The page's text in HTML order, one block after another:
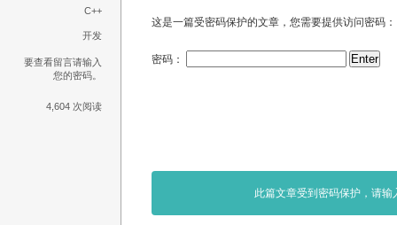
这是一篇受密码保护的文章，您需要提供访问密码：
密码：
C++
开发
要查看留言请输入
您的密码。
4,604 次阅读
此篇文章受到密码保护，请输